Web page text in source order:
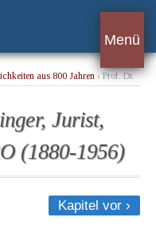
Menü
aus 800 Jahren › Prof. Dr.
Jurist,
(1880-1956)
Kapitel vor ›